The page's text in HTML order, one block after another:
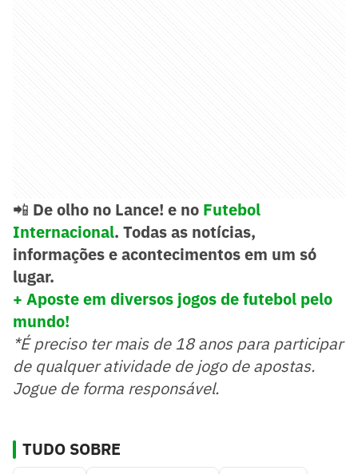
📲 De olho no Lance! e no Futebol
Internacional. Todas as notícias,
informações e acontecimentos em um só
lugar.
+ Aposte em diversos jogos de futebol pelo
mundo!
*É preciso ter mais de 18 anos para participar
de qualquer atividade de jogo de apostas.
Jogue de forma responsável.
TUDO SOBRE